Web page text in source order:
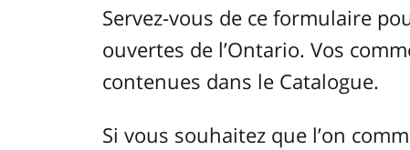
Servez-vous de ce formulaire
ouvertes de l’Ontario. Vos
contenues dans le Catalogue.
Si vous souhaitez que l’on